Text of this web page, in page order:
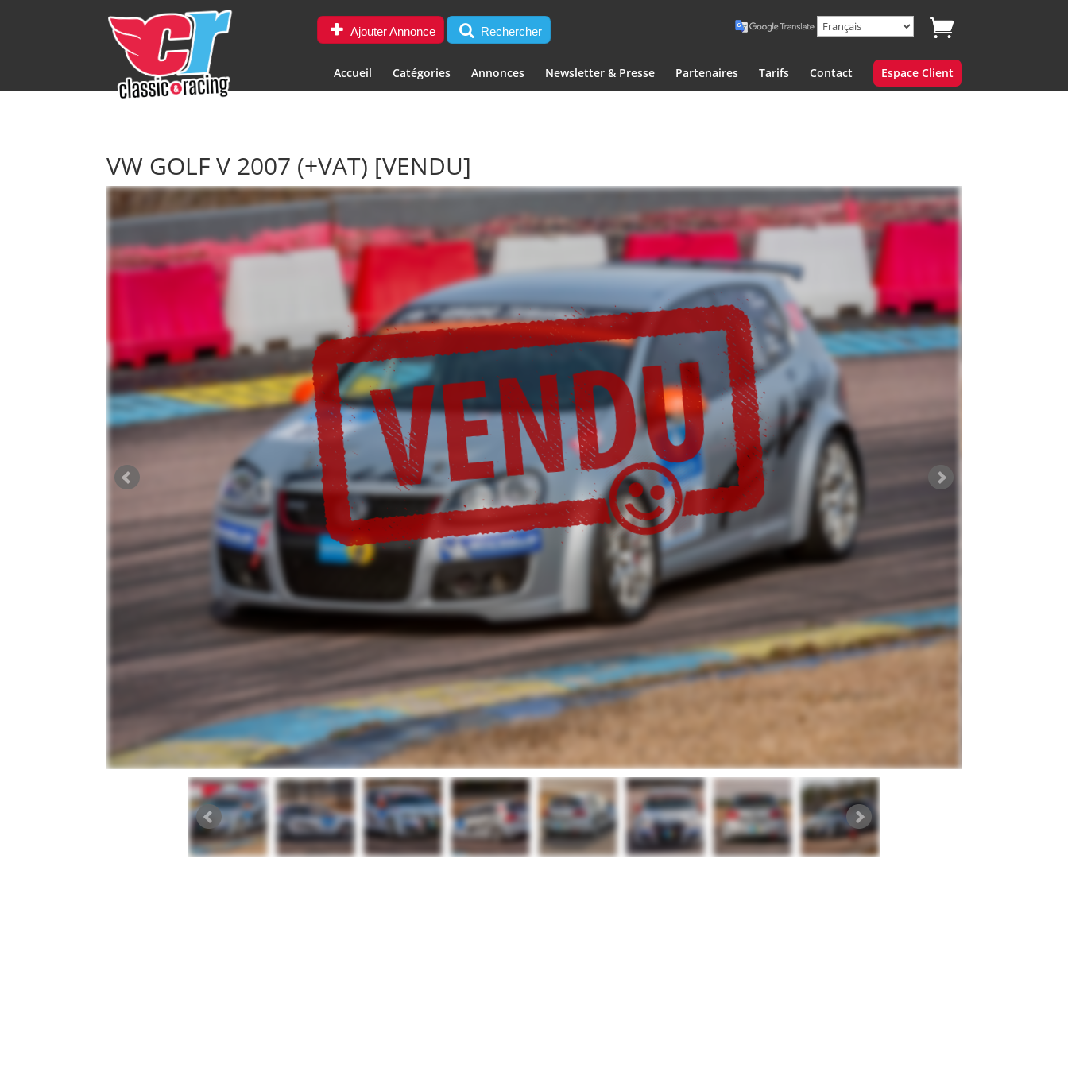
Ajouter Annonce Rechercher
Accueil Catégories Annonces Newsletter & Presse Partenaires Tarifs Contact Espace Client
VW GOLF V 2007 (+VAT) [VENDU]